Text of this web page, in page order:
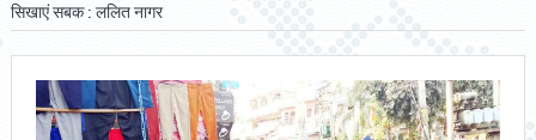
सिखाएं सबक : ललित नागर